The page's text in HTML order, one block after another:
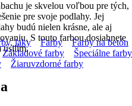
je skvelou voľbou pre tých,
pre svoje podlahy. Jej
budú nielen krásne, ale aj
S touto farbou dosiahnete
úsilím.
laky Farby
Farby na betón
Základové farby
Špeciálne farby
Žiaruvzdorné farby